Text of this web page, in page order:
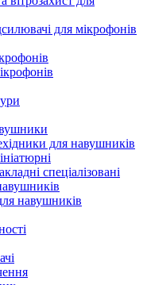
для мікрофонів
для навушників
спеціалізовані
навушників